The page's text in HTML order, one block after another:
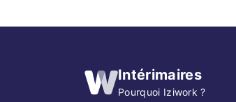
Intérimaires
Pourquoi Iziwork ?